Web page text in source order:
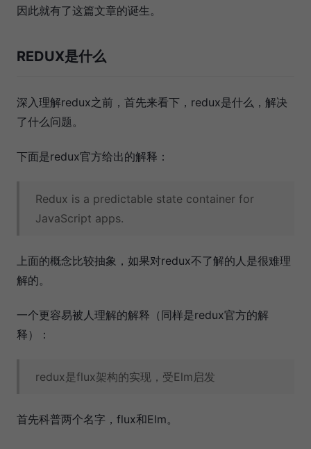
因此就有了这篇文章的诞生。
REDUX是什么
深入理解redux之前，首先来看下，redux是什么，解决
了什么问题。
下面是redux官方给出的解释：
Redux is a predictable state container for
JavaScript apps.
上面的概念比较抽象，如果对redux不了解的人是很难理
解的。
一个更容易被人理解的解释（同样是redux官方的解
释）：
redux是flux架构的实现，受Elm启发
首先科普两个名字，flux和Elm。